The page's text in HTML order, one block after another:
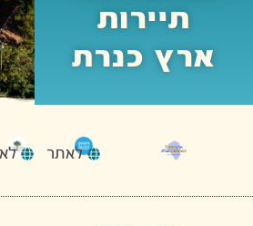
תיירות
ארץ כנרת
לאתר